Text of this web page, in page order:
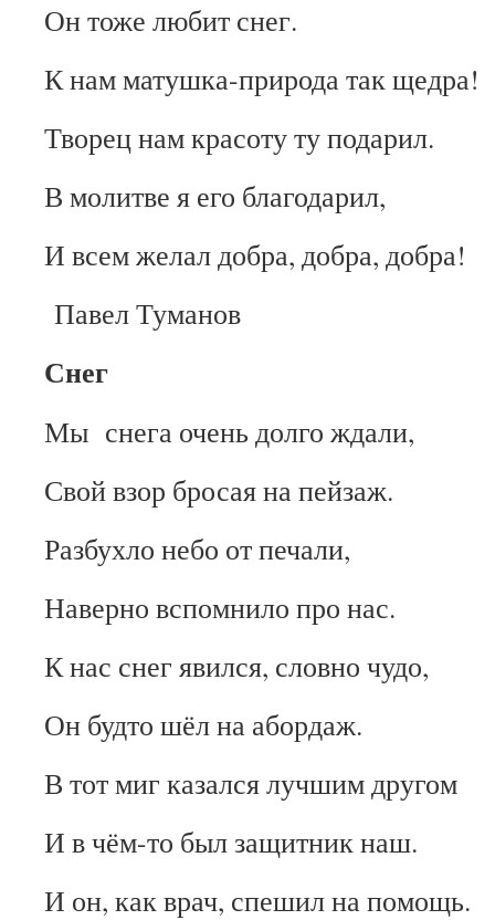
Он тоже любит снег.
К нам матушка-природа так щедра!
Творец нам красоту ту подарил.
В молитве я его благодарил,
И всем желал добра, добра, добра!
Павел Туманов
Снег
Мы снега очень долго ждали,
Свой взор бросая на пейзаж.
Разбухло небо от печали,
Наверно вспомнило про нас.
К нас снег явился, словно чудо,
Он будто шёл на абордаж.
В тот миг казался лучшим другом
И в чём-то был защитник наш.
И он, как врач, спешил на помощь.